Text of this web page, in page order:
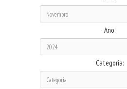
Ano:
Categoria: